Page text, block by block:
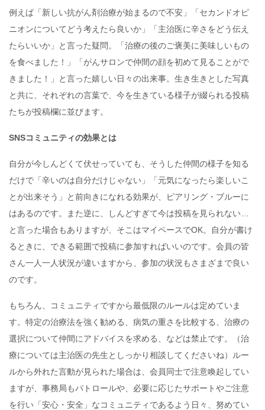
例えば「新しい抗がん剤治療が始まるので不安」「セカンドオピ
ニオンについてどう考えたら良いか」「主治医に辛さをどう伝え
たらいいか」と言った疑問。「治療の後のご褒美に美味しいもの
を食べました！」「がんサロンで仲間の顔を初めて見ることがで
きました！」と言った嬉しい日々の出来事。生き生きとした写真
と共に、それぞれの言葉で、今を生きている様子が綴られる投稿
たちが投稿欄に並びます。
SNSコミュニティの効果とは
自分が今しんどくて伏せっていても、そうした仲間の様子を知る
だけで「辛いのは自分だけじゃない」「元気になったら楽しいこ
とが出来そう」と前向きになれる効果が、ピアリング・ブルーに
はあるのです。また逆に、しんどすぎて今は投稿を見られない…
と言った場合もありますが、そこはマイペースでOK。自分が書け
るときに、できる範囲で投稿に参加すればいいのです。会員の皆
さん一人一人状況が違いますから、参加の状況もさまざまで良い
のです。
もちろん、コミュニティですから最低限のルールは定めていま
す。特定の治療法を強く勧める、病気の重さを比較する、治療の
選択について仲間にアドバイスを求める、などは禁止です。（治
療については主治医の先生としっかり相談してくださいね）ルー
ルから外れた言動が見られた場合は、会員同士で注意喚起してい
ますが、事務局もパトロールや、必要に応じたサポートやご注意
を行い「安心・安全」なコミュニティであるよう日々、努めてい